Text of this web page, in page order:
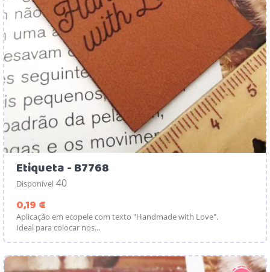
Etiqueta - B7768
Disponível 40
0,19 €
Aplicação em ecopele com texto "Handmade with Love".
Ideal para colocar nos...